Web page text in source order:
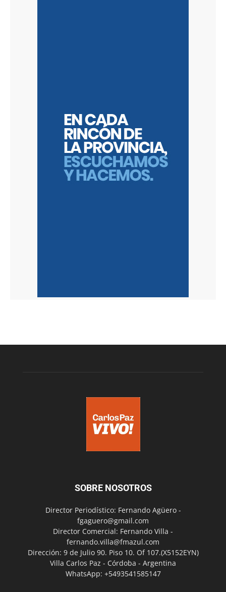
SOBRE NOSOTROS
Director Periodístico: Fernando Agüero -
fgaguero@gmail.com
Director Comercial: Fernando Villa -
fernando.villa@fmazul.com
Dirección: 9 de Julio 90. Piso 10. Of 107.(X5152EYN)
Villa Carlos Paz - Córdoba - Argentina
WhatsApp: +5493541585147